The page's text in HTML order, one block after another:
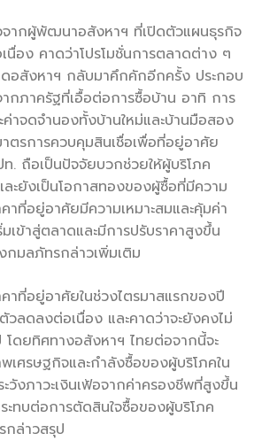
จากผู้พัฒนาอสังหาฯ ที่เปิดตัวแผนธุรกิจ
นื่อง คาดว่าโปรโมชั่นการตลาดต่าง ๆ
ดอสังหาฯ กลับมาคึกคักอีกครั้ง ประกอบ
กภาครัฐที่เอื้อต่อการซื้อบ้าน อาทิ การ
าจดจำนองทั้งบ้านใหม่และบ้านมือสอง
ตรการควบคุมสินเชื่อเพื่อที่อยู่อาศัย
. ถือเป็นปัจจัยบวกช่วยให้ผู้บริโภค
ะยังเป็นโอกาสทองของผู้ซื้อที่มีความ
าที่อยู่อาศัยมีความเหมาะสมและคุ้มค่า
มเข้าสู่ตลาดและมีการปรับราคาสูงขึ้น
มลภัทรกล่าวเพิ่มเติม
าที่อยู่อาศัยในช่วงไตรมาสแรกของปี
วลดลงต่อเนื่อง และคาดว่าจะยังคงไม่
โดยทิศทางอสังหาฯ ไทยต่อจากนี้จะ
เศรษฐกิจและกำลังซื้อของผู้บริโภคใน
วังภาวะเงินเฟ้อจากค่าครองชีพที่สูงขึ้น
ทบต่อการตัดสินใจซื้อของผู้บริโภค
กล่าวสรุป